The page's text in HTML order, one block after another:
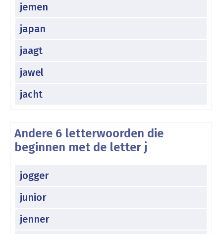
jemen
japan
jaagt
jawel
jacht
Andere 6 letterwoorden die
beginnen met de letter j
jogger
junior
jenner